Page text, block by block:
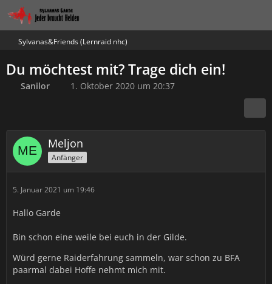
Sylvanas&Friends (Lernraid nhc)
Du möchtest mit? Trage dich ein!
Sanilor 1. Oktober 2020 um 20:37
Meljon
Anfänger
5. Januar 2021 um 19:46
Hallo Garde
Bin schon eine weile bei euch in der Gilde.
Würd gerne Raiderfahrung sammeln, war schon zu BFA
paarmal dabei Hoffe nehmt mich mit.